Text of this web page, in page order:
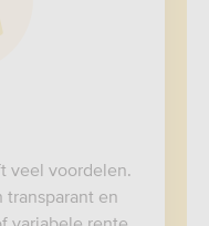
veel voordelen.
transparant en